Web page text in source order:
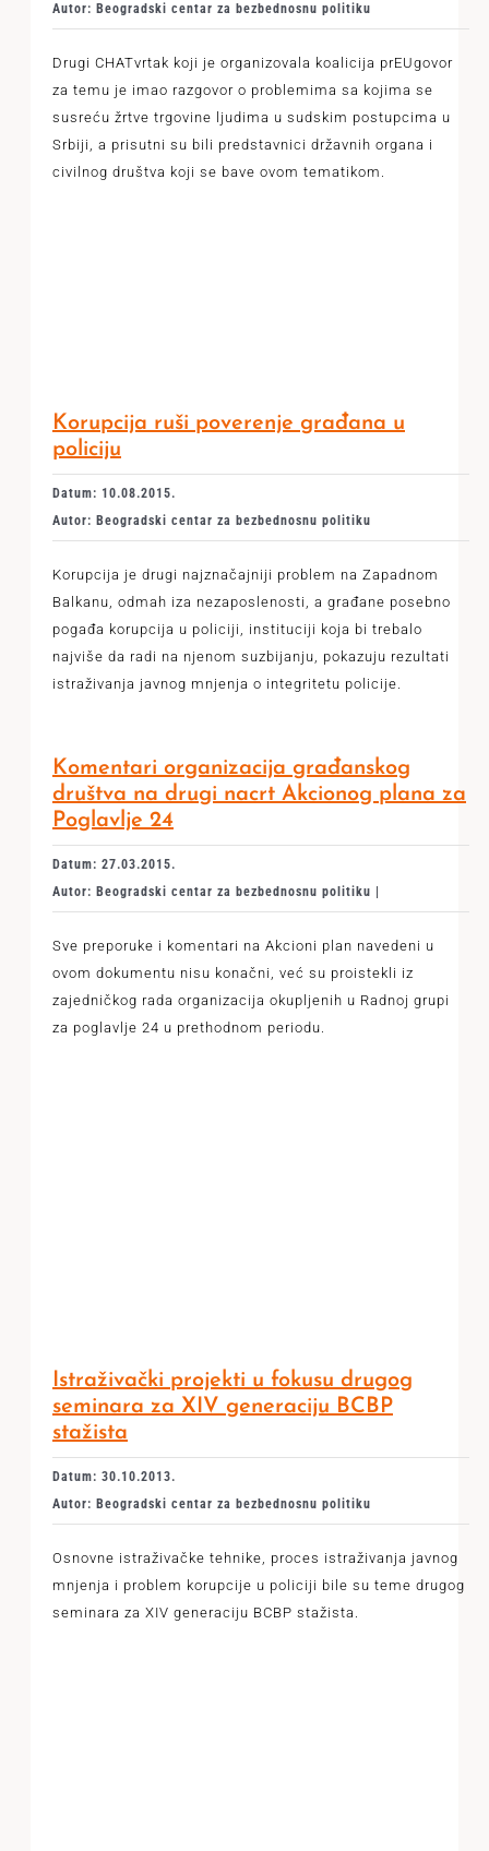
Autor: Beogradski centar za bezbednosnu politiku
Drugi CHATvrtak koji je organizovala koalicija prEUgovor
za temu je imao razgovor o problemima sa kojima se
susreću žrtve trgovine ljudima u sudskim postupcima u
Srbiji, a prisutni su bili predstavnici državnih organa i
civilnog društva koji se bave ovom tematikom.
Korupcija ruši poverenje građana u
policiju
Datum: 10.08.2015.
Autor: Beogradski centar za bezbednosnu politiku
Korupcija je drugi najznačajniji problem na Zapadnom
Balkanu, odmah iza nezaposlenosti, a građane posebno
pogađa korupcija u policiji, instituciji koja bi trebalo
najviše da radi na njenom suzbijanju, pokazuju rezultati
istraživanja javnog mnjenja o integritetu policije.
Komentari organizacija građanskog
društva na drugi nacrt Akcionog plana za
Poglavlje 24
Datum: 27.03.2015.
Autor: Beogradski centar za bezbednosnu politiku |
Sve preporuke i komentari na Akcioni plan navedeni u
ovom dokumentu nisu konačni, već su proistekli iz
zajedničkog rada organizacija okupljenih u Radnoj grupi
za poglavlje 24 u prethodnom periodu.
Istraživački projekti u fokusu drugog
seminara za XIV generaciju BCBP
stažista
Datum: 30.10.2013.
Autor: Beogradski centar za bezbednosnu politiku
Osnovne istraživačke tehnike, proces istraživanja javnog
mnjenja i problem korupcije u policiji bile su teme drugog
seminara za XIV generaciju BCBP stažista.